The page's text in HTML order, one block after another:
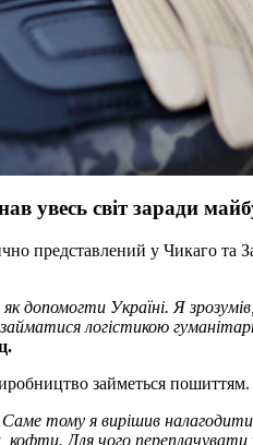
увесь світ заради
представлений у Чикаго та
допомогти Україні. Я
логістикою
займеться пошиттям.
тому я вирішив
Для чого